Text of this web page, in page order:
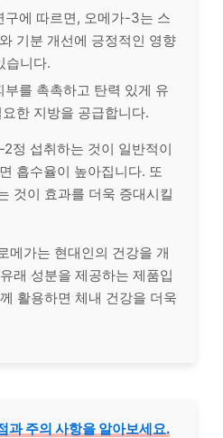
구에 따르면, 오메가-3는 스
기분 개선에 긍정적인 영향
습니다.
부를 촉촉하고 탄력 있게 유
한 지방을 공급합니다.
정 섭취하는 것이 일반적이
흡수율이 높아집니다. 또
것이 효과를 더욱 증대시킬
메가는 현대인의 건강을 개
래 성분을 제공하는 제품입
활용하면 체내 건강을 더욱
과 주의 사항을 알아보세요.